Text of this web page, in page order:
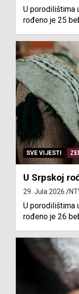
U porodilištima
rođeno je 25
SVE VIJESTI
U Srpskoj
29. Jula 2026.
U porodilištima
rođeno je 26